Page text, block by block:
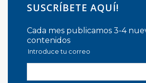
SUSCRÍBETE AQUÍ!
Cada mes publicamos 3-4
contenidos
Introduce tu correo